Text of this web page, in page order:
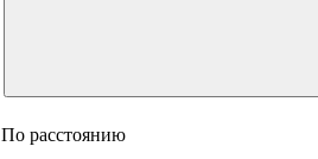
По расстоянию